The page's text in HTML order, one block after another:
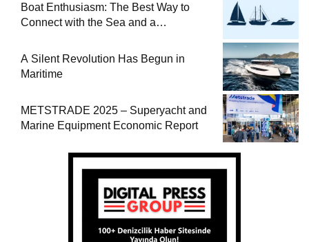
Boat Enthusiasm: The Best Way to
Connect with the Sea and a
A Silent Revolution Has Begun in
Maritime
METSTRADE 2025 – Superyacht and
Marine Equipment Economic Report